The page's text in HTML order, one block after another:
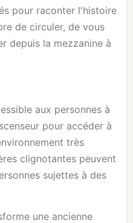
pour raconter l'histoire
de circuler, de vous
depuis la mezzanine à
aux personnes à
pour accéder à
très
clignotantes peuvent
sujettes à des
une ancienne